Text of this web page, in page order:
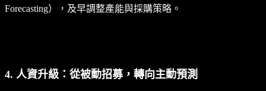
Forecasting），及早調整產能與採購策略。
4. 人資升級：從被動招募，轉向主動預測